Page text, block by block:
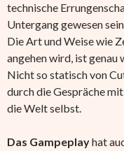
technische
Untergang gewesen
Die Art und Weise wie
angehen wird, ist genau
Nicht so statisch von
durch die Gespräche
die Welt selbst.
Das Gampeplayhat